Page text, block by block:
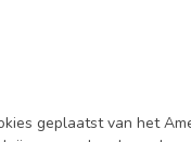
geplaatst van het